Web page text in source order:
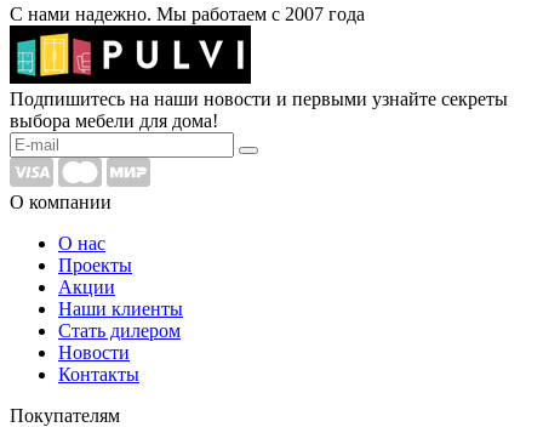
С нами надежно. Мы работаем с 2007 года
Подпишитесь на наши новости и первыми узнайте секреты
выбора мебели для дома!
О компании
О нас
Проекты
Акции
Наши клиенты
Стать дилером
Новости
Контакты
Покупателям